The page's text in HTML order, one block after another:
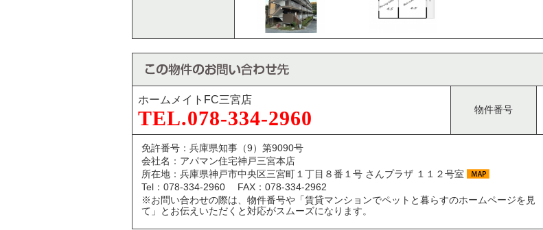
ホームメイトFC三宮店
TEL.078-334-2960 物件番号
免許番号：兵庫県知事（9）第9090号
会社名：アパマン住宅神戸三宮本店
所在地：兵庫県神戸市中央区三宮町１丁目８番１号 さんプラザ １１２号室
Tel：078-334-2960 FAX：078-334-2962
※お問い合わせの際は、物件番号や「賃貸マンションでペットと暮らすのホームページを見
て」とお伝えいただくと対応がスムーズになります。